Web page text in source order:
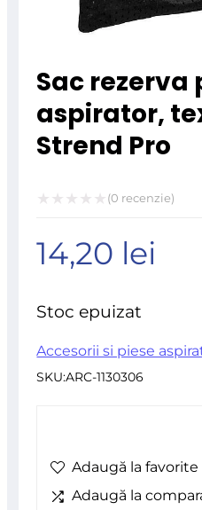
Sac rezerva
aspirator,
Strend Pro
la
(0 recenzie)
14,20 lei
Stoc epuizat
Accesorii si piese
SKU:ARC-1130306
Adaugă la favorite
Adaugă la